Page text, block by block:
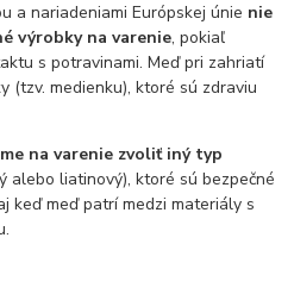
a nariadeniami Európskej únie nie
výrobky na varenie, pokiaľ
s potravinami. Meď pri zahriatí
(tzv. medienku), ktoré sú zdraviu
na varenie zvoliť iný typ
alebo liatinový), ktoré sú bezpečné
keď meď patrí medzi materiály s